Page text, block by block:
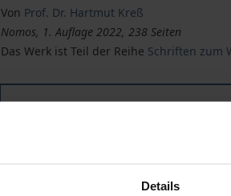
Details
Von Prof. Dr. Hartmut Kreß
Nomos, 1. Auflage 2022, 238 Seiten
Das Werk ist Teil der Reihe Schriften zum